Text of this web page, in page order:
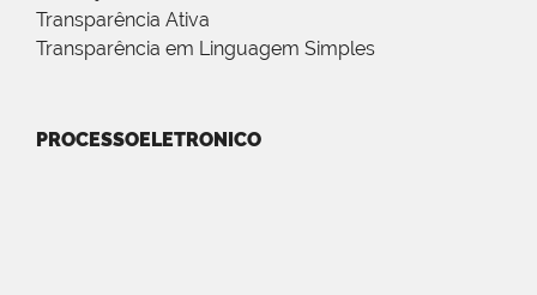
Transparência Ativa
Transparência em Linguagem Simples
PROCESSOELETRONICO